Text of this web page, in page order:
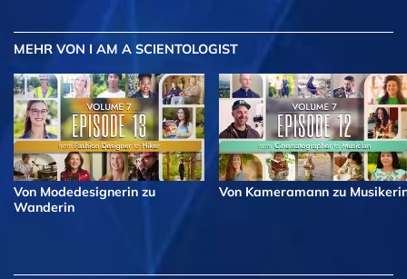
MEHR VON I AM A SCIENTOLOGIST
Von Modedesignerin zu
Wanderin
Von Kameramann zu